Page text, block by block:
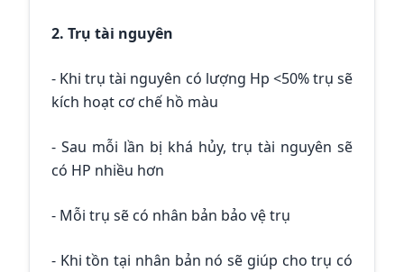
2. Trụ tài nguyên
- Khi trụ tài nguyên có lượng Hp <50% trụ sẽ
kích hoạt cơ chế hồ màu
- Sau mỗi lần bị khá hủy, trụ tài nguyên sẽ
có HP nhiều hơn
- Mỗi trụ sẽ có nhân bản bảo vệ trụ
- Khi tồn tại nhân bản nó sẽ giúp cho trụ có